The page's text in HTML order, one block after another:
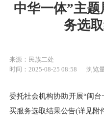
中华一体”主
务选
来源：民族二处
时间：2025-08-25 08:58
浏览
委托社会机构协助开展“闽
买服务选取结果公告(详见附